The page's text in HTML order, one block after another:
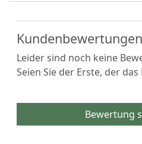
Kundenbewertungen
Leider sind noch keine
Seien Sie der Erste, der
Bewertung